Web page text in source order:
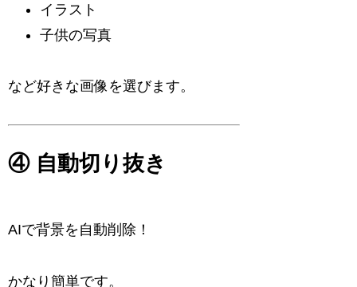
イラスト
子供の写真
など好きな画像を選びます。
④ 自動切り抜き
AIで背景を自動削除！
かなり簡単です。